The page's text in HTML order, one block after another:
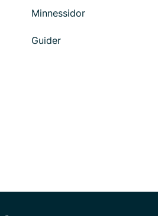
Minnessidor
Guider